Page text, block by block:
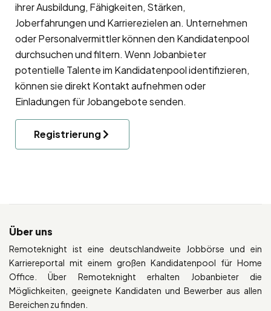
ihrer Ausbildung, Fähigkeiten, Stärken,
Joberfahrungen und Karrierezielen an. Unternehmen
oder Personalvermittler können den Kandidatenpool
durchsuchen und filtern. Wenn Jobanbieter
potentielle Talente im Kandidatenpool identifizieren,
können sie direkt Kontakt aufnehmen oder
Einladungen für Jobangebote senden.
Registrierung
Über uns
Remoteknight ist eine deutschlandweite Jobbörse und ein
Karriereportal mit einem großen Kandidatenpool für Home
Office. Über Remoteknight erhalten Jobanbieter die
Möglichkeiten, geeignete Kandidaten und Bewerber aus allen
Bereichen zu finden.